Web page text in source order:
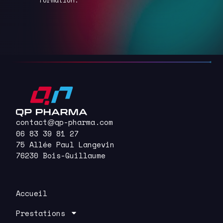
contact@qp-pharma.com
06 83 39 81 27
75 Allée Paul Langevin
76230 Bois-Guillaume
Accueil
Prestations